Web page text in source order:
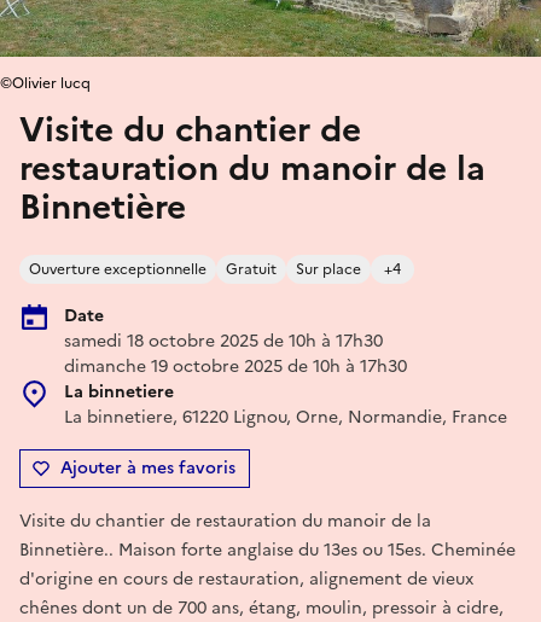
Visite du chantier de
restauration du manoir de la
Binnetière
Ouverture exceptionnelle Gratuit Sur place +4
Date
samedi 18 octobre 2025 de 10h à 17h30
dimanche 19 octobre 2025 de 10h à 17h30
La binnetiere
La binnetiere, 61220 Lignou, Orne, Normandie, France
Ajouter à mes favoris
©Olivier lucq
Visite du chantier de restauration du manoir de la
Binnetière.. Maison forte anglaise du 13es ou 15es. Cheminée
d'origine en cours de restauration, alignement de vieux
chênes dont un de 700 ans, étang, moulin, pressoir à cidre,